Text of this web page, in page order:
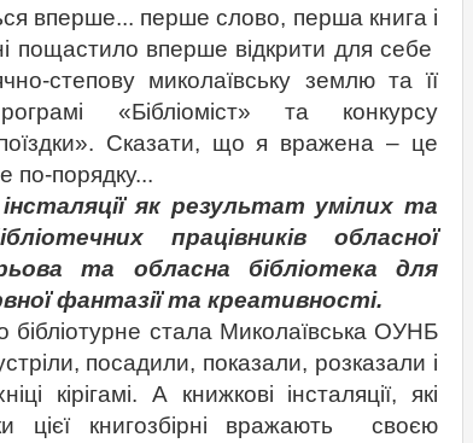
вперше... перше слово, перша книга і
пощастило вперше відкрити для себе
степову миколаївську землю та її
«Бібліоміст» та конкурсу
Сказати, що я вражена – це
по-порядку...
як результат умілих та
працівників обласної
та обласна бібліотека для
фантазії та креативності.
стала Миколаївська ОУНБ
посадили, показали, розказали і
кірігамі. А книжкові інсталяції, які
цієї книгозбірні вражають своєю